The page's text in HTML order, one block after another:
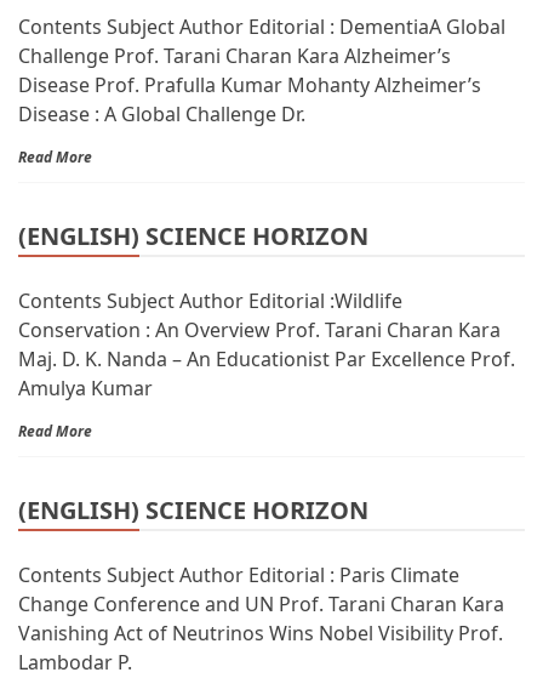
Contents Subject Author Editorial : DementiaA Global
Challenge Prof. Tarani Charan Kara Alzheimer’s
Disease Prof. Prafulla Kumar Mohanty Alzheimer’s
Disease : A Global Challenge Dr.
Read More
(ENGLISH) SCIENCE HORIZON
Contents Subject Author Editorial :Wildlife
Conservation : An Overview Prof. Tarani Charan Kara
Maj. D. K. Nanda – An Educationist Par Excellence Prof.
Amulya Kumar
Read More
(ENGLISH) SCIENCE HORIZON
Contents Subject Author Editorial : Paris Climate
Change Conference and UN Prof. Tarani Charan Kara
Vanishing Act of Neutrinos Wins Nobel Visibility Prof.
Lambodar P.